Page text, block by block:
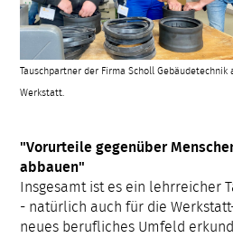
Tauschpartner der Firma Scholl Gebäudetechnik
Werkstatt.
"Vorurteile gegenüber
abbauen"
Insgesamt ist es ein lehrreicher
- natürlich auch für die
neues berufliches Umfeld